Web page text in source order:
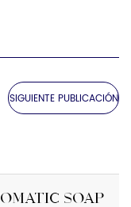
SIGUIENTE PUBLICACIÓN
Soap